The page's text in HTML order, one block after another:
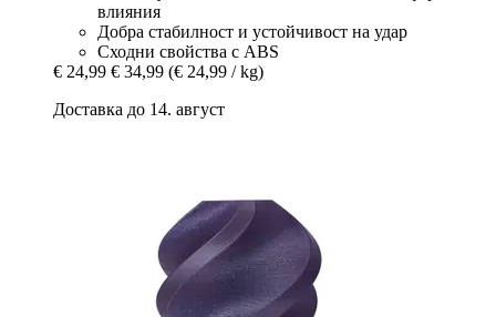
влияния
Добра стабилност и устойчивост на удар
Сходни свойства с ABS
€ 24,99 € 34,99 (€ 24,99 / kg)
Доставка до 14. август